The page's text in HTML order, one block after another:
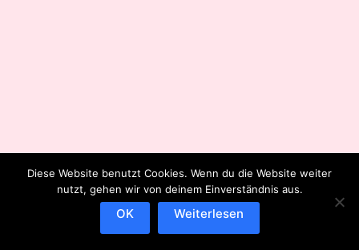
Diese Website benutzt Cookies. Wenn du die Website weiter
nutzt, gehen wir von deinem Einverständnis aus.
OK Weiterlesen